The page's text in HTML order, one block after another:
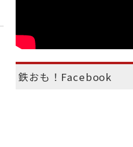
鉄おも！Facebook